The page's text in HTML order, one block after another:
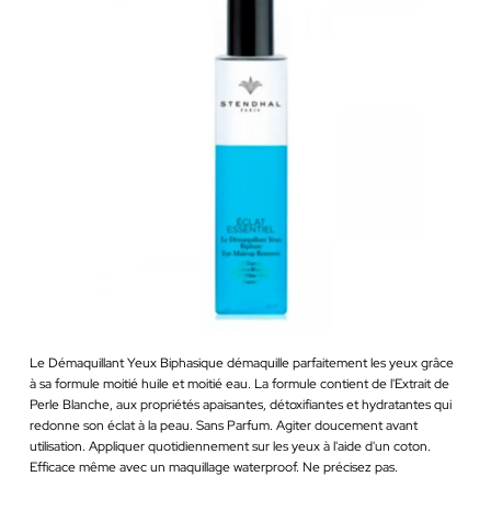
Le Démaquillant Yeux Biphasique démaquille parfaitement les yeux grâce
à sa formule moitié huile et moitié eau. La formule contient de l'Extrait de
Perle Blanche, aux propriétés apaisantes, détoxifiantes et hydratantes qui
redonne son éclat à la peau. Sans Parfum. Agiter doucement avant
utilisation. Appliquer quotidiennement sur les yeux à l'aide d'un coton.
Efficace même avec un maquillage waterproof. Ne précisez pas.